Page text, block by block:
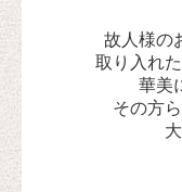
故人様の
取り入れ
華美
その方